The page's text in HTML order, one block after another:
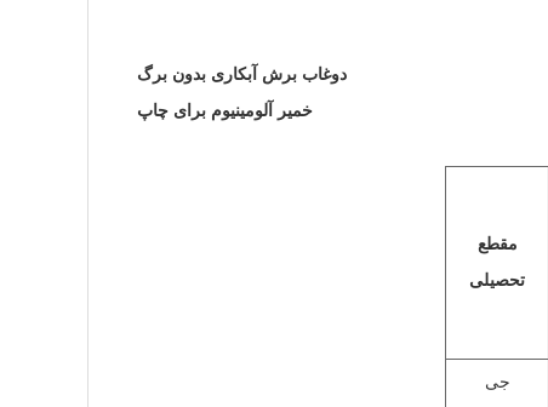
دوغاب برش آبکاری بدون برگ
خمیر آلومینیوم برای چاپ
مقطع
تحصیلی
جی